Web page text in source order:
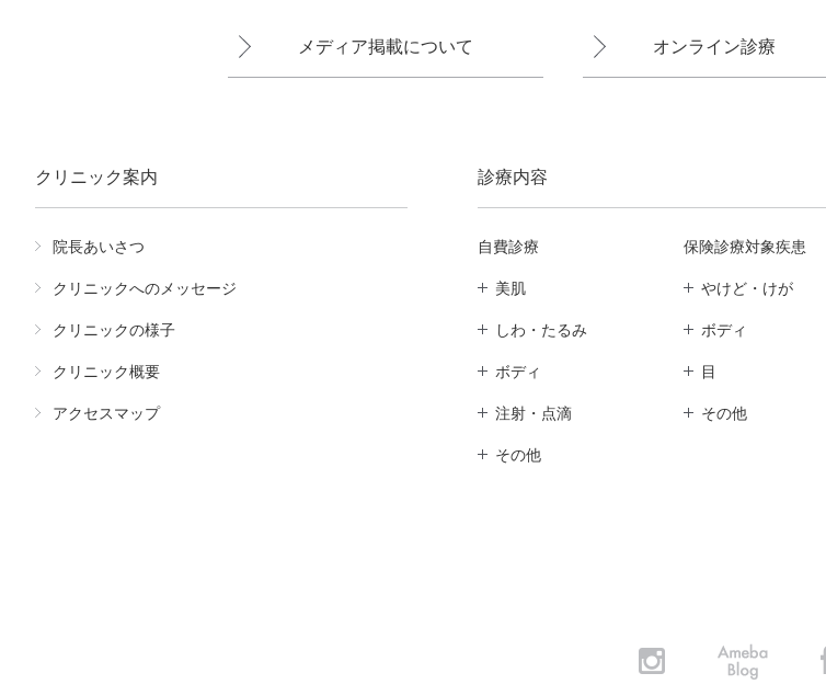
メディア掲載について オンライン診療
クリニック案内
院長あいさつ
クリニックへのメッセージ
クリニックの様子
クリニック概要
アクセスマップ
診療内容
自費診療
美肌
しわ・たるみ
ボディ
注射・点滴
その他
保険診療対象疾患
やけど・けが
ボディ
目
その他